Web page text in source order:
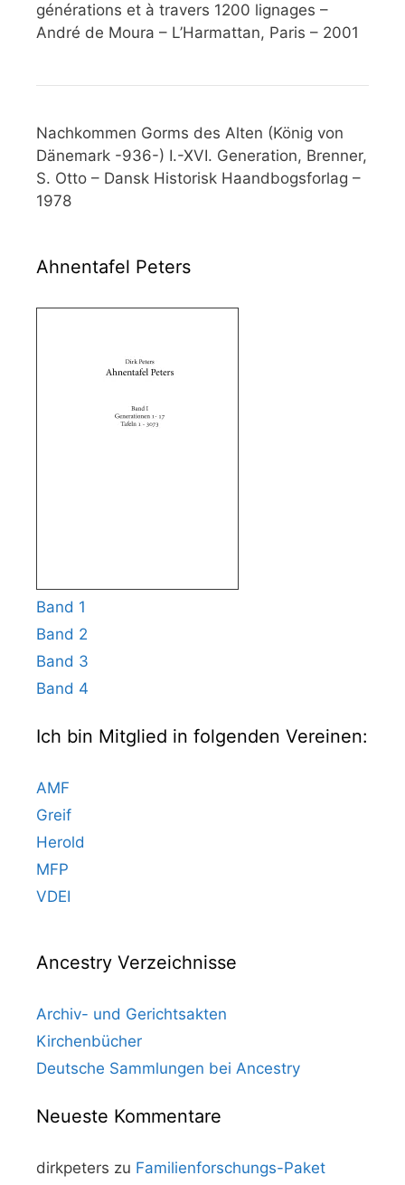
générations et à travers 1200 lignages –
André de Moura – L’Harmattan, Paris – 2001
Nachkommen Gorms des Alten (König von
Dänemark -936-) I.-XVI. Generation, Brenner,
S. Otto – Dansk Historisk Haandbogsforlag –
1978
Ahnentafel Peters
Band 1
Band 2
Band 3
Band 4
Ich bin Mitglied in folgenden Vereinen:
AMF
Greif
Herold
MFP
VDEI
Ancestry Verzeichnisse
Archiv- und Gerichtsakten
Kirchenbücher
Deutsche Sammlungen bei Ancestry
Neueste Kommentare
dirkpeters zu Familienforschungs-Paket